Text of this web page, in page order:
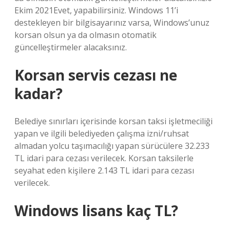
Ekim 2021Evet, yapabilirsiniz. Windows 11’i
destekleyen bir bilgisayarınız varsa, Windows’unuz
korsan olsun ya da olmasın otomatik
güncelleştirmeler alacaksınız.
Korsan servis cezası ne
kadar?
Belediye sınırları içerisinde korsan taksi işletmeciliği
yapan ve ilgili belediyeden çalışma izni/ruhsat
almadan yolcu taşımacılığı yapan sürücülere 32.233
TL idari para cezası verilecek. Korsan taksilerle
seyahat eden kişilere 2.143 TL idari para cezası
verilecek.
Windows lisans kaç TL?